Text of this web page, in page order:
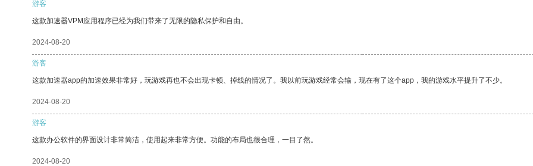
游客
这款加速器VPM应用程序已经为我们带来了无限的隐私保护和自由。
2024-08-20
游客
这款加速器app的加速效果非常好，玩游戏再也不会出现卡顿、掉线的情况了。我以前玩游戏经常会输，现在有了这个app，我的游戏水平提升了不少。
2024-08-20
游客
这款办公软件的界面设计非常简洁，使用起来非常方便。功能的布局也很合理，一目了然。
2024-08-20